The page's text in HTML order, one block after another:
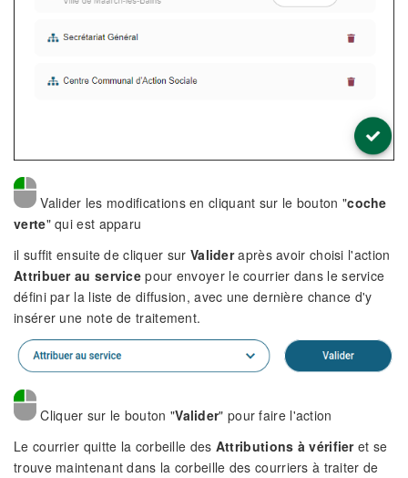
Valider les modifications en cliquant sur le bouton "coche
verte" qui est apparu
il suffit ensuite de cliquer sur Valideraprès avoir choisi l'action
Attribuer au service pour envoyer le courrier dans le service
défini par la liste de diffusion, avec une dernière chance d'y
insérer une note de traitement.
Cliquer sur le bouton "Valider" pour faire l'action
Le courrier quitte la corbeille des Attributions à vérifieret se
trouve maintenant dans la corbeille des courriers à traiter de